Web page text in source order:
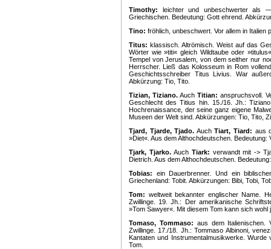
Timothy: leichter und unbeschwerter als
Griechischen. Bedeutung: Gott ehrend.
Tino: fröhlich, unbeschwert. Vor allem in Italien
Titus: klassisch. Altrömisch. Weist auf das
Wörter wie »titi« gleich Wildtaube oder
Tempel von Jerusalem, von dem seither nur
Herrscher. Ließ das Kolosseum in Rom
Geschichtsschreiber Titus Livius. War
Abkürzung: Tio, Tito.
Tizian, Tiziano. Auch Titian: anspruchsvoll.
Geschlecht des Titius hin. 15./16. Jh.:
Hochrenaissance, der seine ganz eigene
Museen der Welt sind. Abkürzungen: Tio, Tito,
Tjard, Tjarde, Tjado. AuchTiart, Tiard: aus
»Diet«. Aus dem Althochdeutschen. Bedeutung:
Tjark, Tjarko.Auch Tiark: verwandt mit ->
Dietrich. Aus dem Althochdeutschen.
Tobias: ein Dauerbrenner. Und ein
Griechenland: Tobit. Abkürzungen: Bibi, Tobi,
Tom: weltweit bekannter englischer Name.
Zwillinge. 19. Jh.: Der amerikanische
»Tom Sawyer«. Mit diesem Tom kann sich wohl
Tomaso, Tommaso: aus dem Italienischen.
Zwillinge. 17./18. Jh.: Tommaso Albinoni,
Kantaten und Instrumentalmusikwerke.
Tom.